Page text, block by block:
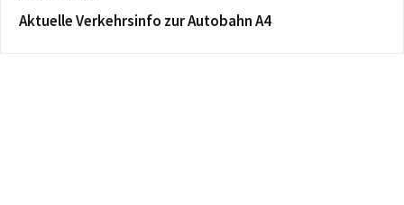
Aktuelle Verkehrsinfo zur Autobahn A4